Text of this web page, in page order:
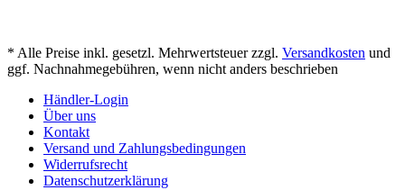
* Alle Preise inkl. gesetzl. Mehrwertsteuer zzgl. Versandkosten und
ggf. Nachnahmegebühren, wenn nicht anders beschrieben
Händler-Login
Über uns
Kontakt
Versand und Zahlungsbedingungen
Widerrufsrecht
Datenschutzerklärung